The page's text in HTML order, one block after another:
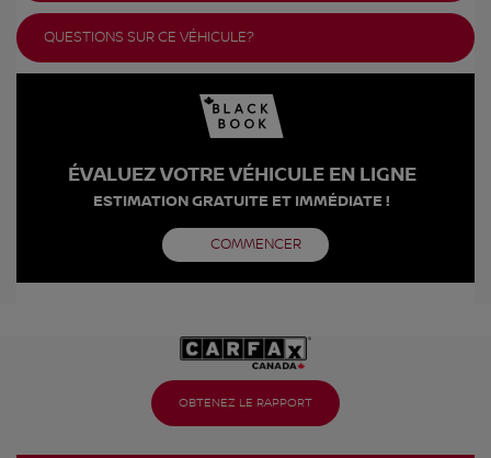
OBTENEZ LE RAPPORT
QUESTIONS SUR CE VÉHICULE?
ÉVALUEZ VOTRE VÉHICULE EN LIGNE
ESTIMATION GRATUITE ET IMMÉDIATE !
COMMENCER